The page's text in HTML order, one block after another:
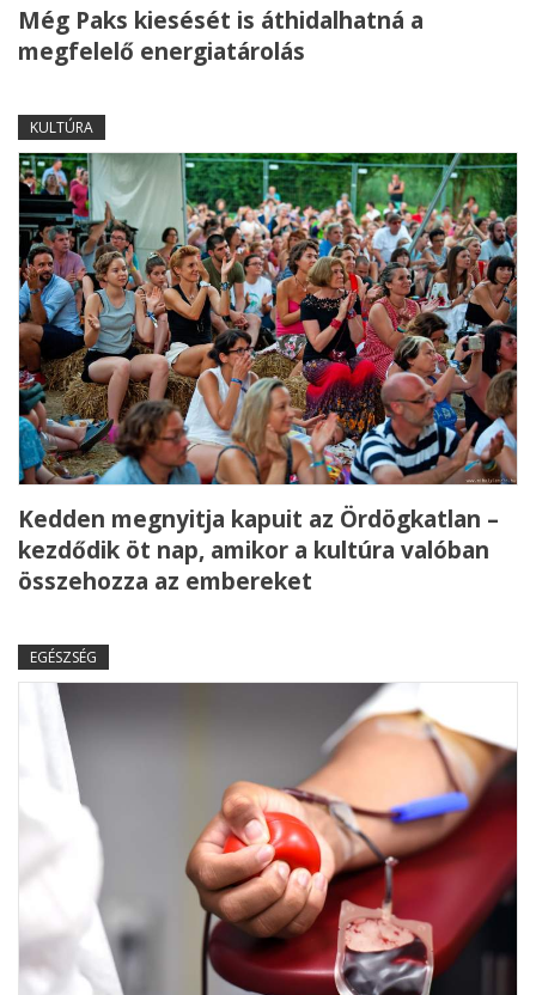
Még Paks kiesését is áthidalhatná a
megfelelő energiatárolás
KULTÚRA
Kedden megnyitja kapuit az Ördögkatlan –
kezdődik öt nap, amikor a kultúra valóban
összehozza az embereket
EGÉSZSÉG